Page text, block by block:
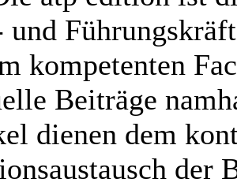
und
kompetenten
Beiträge
dienen dem
der